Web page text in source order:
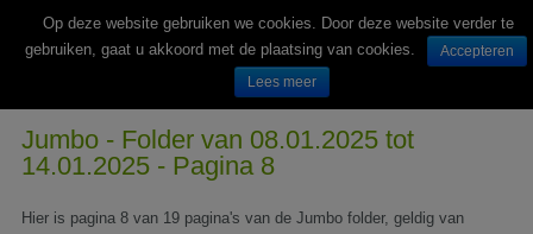
Wekelijks nieuwe folders van Nederlandse supermarkten en winkels
Jumbo - Folder van 08.01.2025 tot
14.01.2025 - Pagina 8
Hier is pagina 8 van 19 pagina's van de Jumbo folder, geldig van
Op deze website gebruiken we cookies. Door deze website verder te
gebruiken, gaat u akkoord met de plaatsing van cookies.
Accepteren
Lees meer